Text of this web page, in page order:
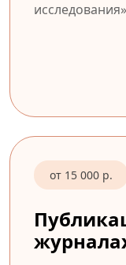
от 15 000 р.